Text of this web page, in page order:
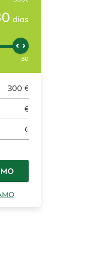
días
30
300 €
€
€